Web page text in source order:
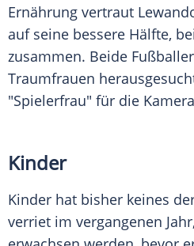
Ernährung vertraut
auf seine bessere Hälfte,
zusammen. Beide
Traumfrauen
"Spielerfrau" für die
Kinder
Kinder hat bisher keines
verriet im vergangenen